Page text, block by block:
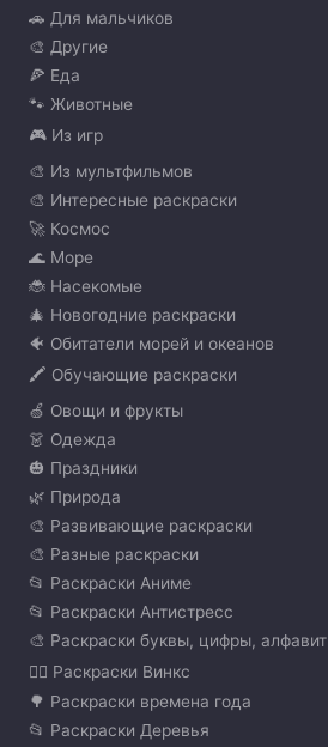
🚗 Для мальчиков
🎨 Другие
🍕 Еда
🐾 Животные
🎮 Из игр
🎨 Из мультфильмов
🎨 Интересные раскраски
🚀 Космос
🌊 Море
🐞 Насекомые
🎄 Новогодние раскраски
🐠 Обитатели морей и океанов
🖍️ Обучающие раскраски
🍏 Овощи и фрукты
👗 Одежда
🎃 Праздники
🌿 Природа
🎨 Развивающие раскраски
🎨 Разные раскраски
📂 Раскраски Аниме
📂 Раскраски Антистресс
🎨 Раскраски буквы, цифры, алфавит
🧚‍♀️ Раскраски Винкс
🌳 Раскраски времена года
📂 Раскраски Деревья